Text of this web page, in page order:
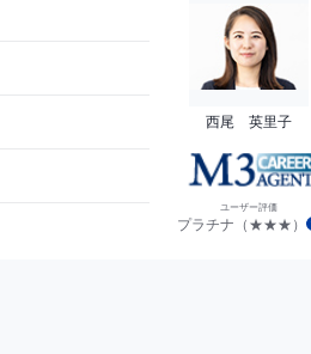
西尾 英里子
ユーザー評価
プラチナ（★★★）